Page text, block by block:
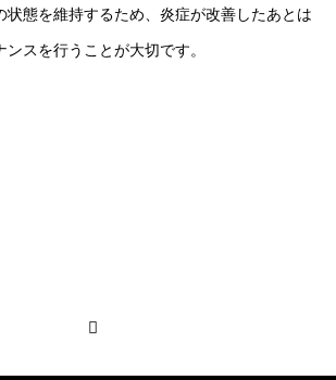
状態を維持するため、炎症が改善したあとは
スを行うことが大切です。